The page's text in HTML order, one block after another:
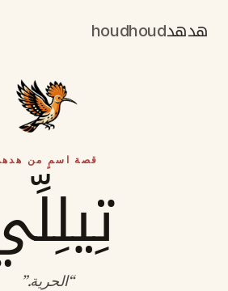
هدهدhoudhoud
قصة اسمٍ من
“الحرية.”